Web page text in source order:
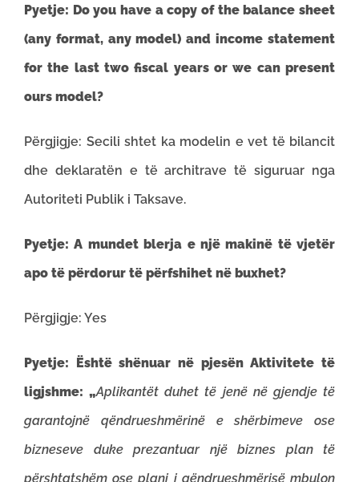
Pyetje: Do you have a copy of the balance sheet
(any format, any model) and income statement
for the last two fiscal years or we can present
ours model?
Përgjigje: Secili shtet ka modelin e vet të bilancit
dhe deklaratën e të architrave të siguruar nga
Autoriteti Publik i Taksave.
Pyetje:A mundet blerja e një makinë të vjetër
apo të përdorur të përfshihet në buxhet?
Përgjigje: Yes
Pyetje: Është shënuar në pjesën Aktivitete të
ligjshme: „Aplikantët duhet të jenë në gjendje të
garantojnë qëndrueshmërinë e shërbimeve ose
bizneseve duke prezantuar një biznes plan të
përshtatshëm ose plani i qëndrueshmërisë mbulon